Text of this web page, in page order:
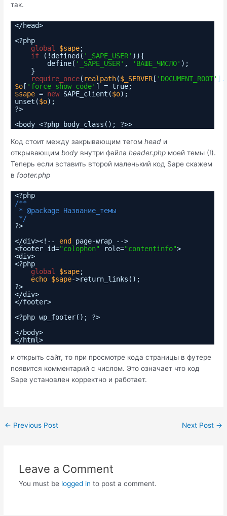
так.
</head>
<?php
global
$sape;
if
(!defined( '_SAPE_USER' )){
define( '_SAPE_USER' , 'ВАШЕ_ЧИСЛО' );
}
require_once( realpath($_SERVER[ 'DOCUMENT_ROOT' ].
$o[ 'force_show_code' ] = true;
$sape = new SAPE_client($o);
unset($o);
?>
<body <?php body_class(); ?>>
Код стоит между закрывающим тегомhead и
открывающимbody внутри файлаheader.php моей темы (!).
Теперь если вставить второй маленький код Sape скажем
в footer.php
<?php
/**
* @package Название_темы
*/
?>
</div><!-- end
page-wrap -->
<footer id="colophon" role="contentinfo">
<div>
<?php
global
$sape;
echo $sape->return_links();
?>
</div>
</footer>
<?php wp_footer(); ?>
</body>
</html>
и открыть сайт, то при просмотре кода страницы в футере
появится комментарий с числом. Это означает что код
Sape установлен корректно и работает.
Post
← Previous Post Next Post →
Leave a Comment
You must be logged in to post a comment.